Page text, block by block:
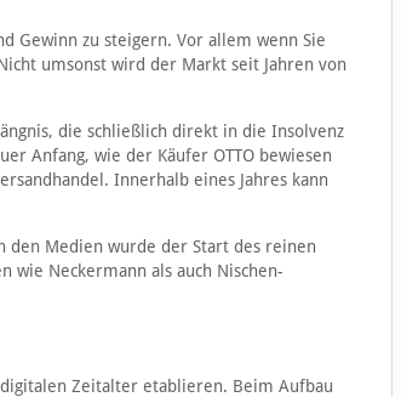
Gewinn zu steigern. Vor allem wenn Sie
umsonst wird der Markt seit Jahren von
die schließlich direkt in die Insolvenz
Anfang, wie der Käufer OTTO bewiesen
Innerhalb eines Jahres kann
den Medien wurde der Start des reinen
wie Neckermann als auch Nischen-
Zeitalter etablieren. Beim Aufbau